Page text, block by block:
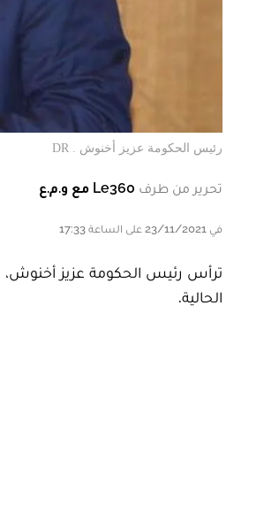
رئيس الحكومة عزيز أخنوش . DR
تحرير من طرف Le360 مع و.م.ع
في 23/11/2021 على الساعة 17:33
الحالية.